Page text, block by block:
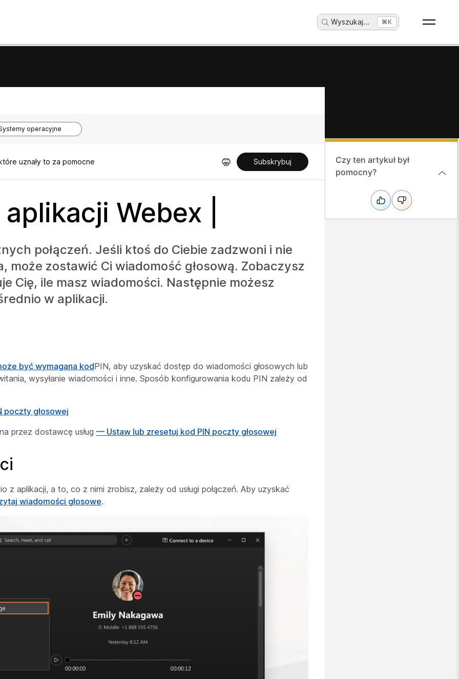
Wyszukaj... ⌘K
operacyjne
uznały to za pomocne Subskrybuj
Webex |
połączeń. Jeśli ktoś do Ciebie zadzwoni i nie
może zostawić Ci wiadomość głosową. Zobaczysz
Cię, ile masz wiadomości. Następnie możesz
w aplikacji.
być wymagana kodPIN, aby uzyskać dostęp do wiadomości głosowych lub
wysyłanie wiadomości i inne. Sposób konfigurowania kodu PIN zależy od
poczty głosowej
przez dostawcę usług — Ustaw lub zresetuj kod PIN poczty głosowej
z aplikacji, a to, co z nimi zrobisz, zależy od usługi połączeń. Aby uzyskać
wiadomości głosowe.
Czy ten artykuł był
pomocny?